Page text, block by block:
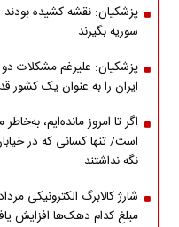
سوریه بگیرند
پزشکیان: علیرغم مشکلات
ایران را به عنوان یک کشور
اگر تا امروز مانده‌ایم،
است/ تنها کسانی که در
نگه نداشتند
مبلغ کدام دهک‌ها افزایش